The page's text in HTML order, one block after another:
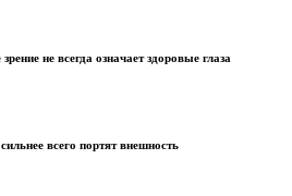
не всегда означает здоровые глаза
всего портят внешность